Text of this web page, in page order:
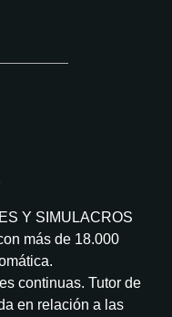
Y SIMULACROS
más de 18.000
continuas. Tutor de
en relación a las